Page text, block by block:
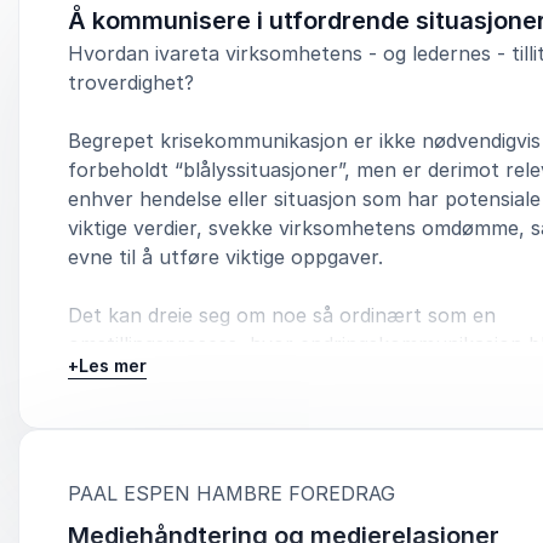
Å kommunisere i utfordrende
Hvordan ivareta virksomhetens - og ledernes -
troverdighet?
Begrepet krisekommunikasjon er ikke nødvendigvis
forbeholdt “blålyssituasjoner”, men er derimot
enhver hendelse eller situasjon som har
viktige verdier, svekke virksomhetens omdømme,
evne til å utføre viktige oppgaver.
Det kan dreie seg om noe så ordinært som en
omstillingsprosess, hvor endringskommunikasjon
avgjørende, at mediene retter et kritisk søkelys på
liv, helse, omdømme og tillit, eller materielle
Foredraget gir et grundig innblikk i de ulike fasene
utfordrende situasjon må igjennom, demonstrerer
+Les mer
PAAL ESPEN HAMBRE FOREDRAG
Mediehåndtering og medierelasjoner